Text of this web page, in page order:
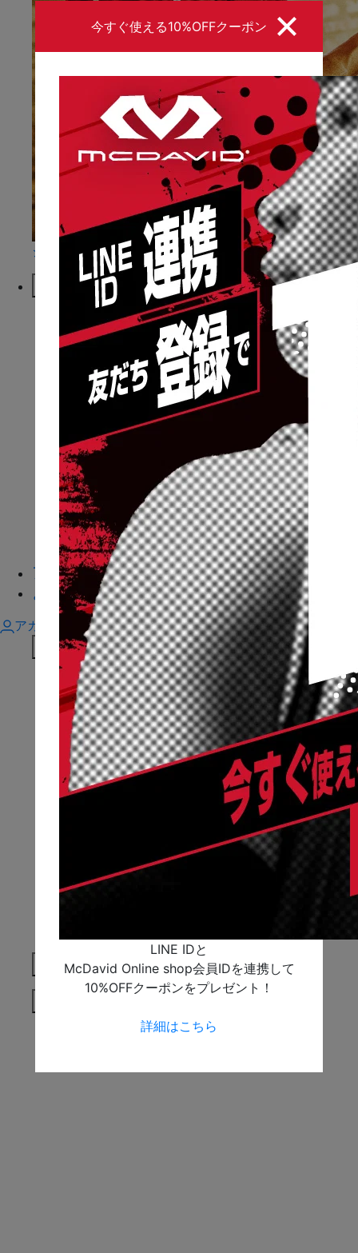
今すぐ使える10%OFFクーポン
LINE IDと
McDavid Online shop会員IDを連携して
10%OFFクーポンをプレゼント！
詳細はこちら
ショートコラム
McDavidについて
NEWS
ニュース一覧
ブランドミッション
ブランドパッション
ブランドロゴ&コア
マクダビッドの歴史
CATALOG
総合カタログ
ミニカタログ
STORE
取扱い店舗
アスリート
よくあるご質問
アカウント
Previous
Next